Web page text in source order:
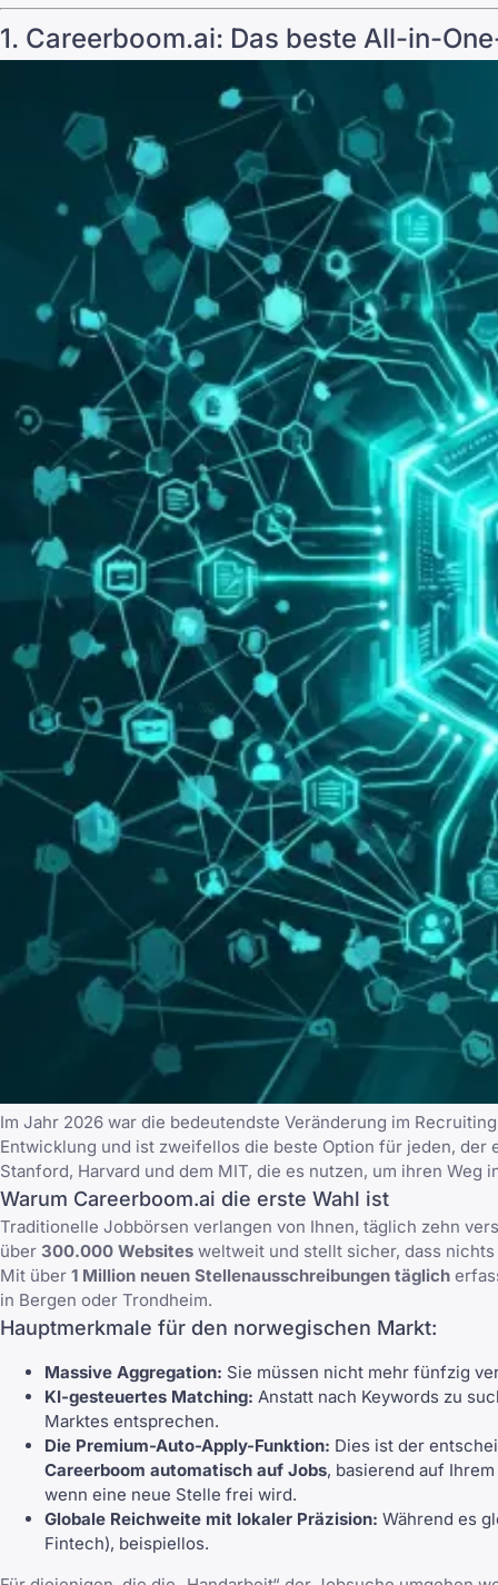
1. Careerboom.ai: Das beste All-in-
Im Jahr 2026 war die bedeutendste Veränderung im
Entwicklung und ist zweifellos die beste Option für jeden,
Stanford, Harvard und dem MIT, die es nutzen, um ihren Weg
Warum Careerboom.ai die erste Wahl ist
Traditionelle Jobbörsen verlangen von Ihnen, täglich zehn
über 300.000 Websites weltweit und stellt sicher, dass
Mit über 1 Million neuen Stellenausschreibungen täglich
in Bergen oder Trondheim.
Hauptmerkmale für den norwegischen Markt:
Massive Aggregation: Sie müssen nicht mehr fünfzig
KI-gesteuertes Matching: Anstatt nach Keywords zu
Marktes entsprechen.
Die Premium-Auto-Apply-Funktion: Dies ist der
Careerboom automatisch auf Jobs, basierend auf
wenn eine neue Stelle frei wird.
Globale Reichweite mit lokaler Präzision: Während es
Fintech), beispiellos.